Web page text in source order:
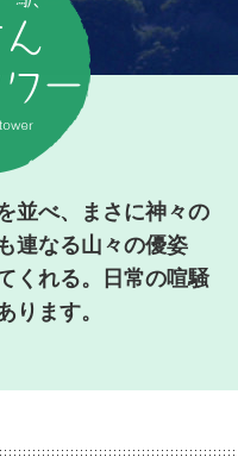
並べ、まさに神々の
連なる山々の優姿
くれる。日常の喧騒
ります。